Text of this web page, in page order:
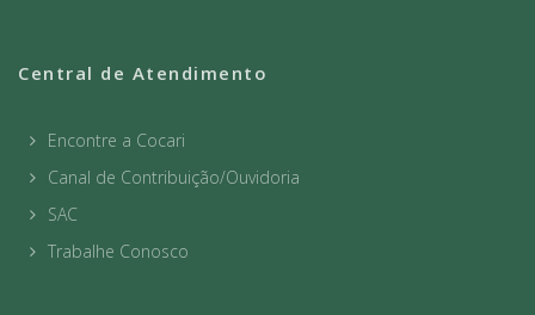
Central de Atendimento
Encontre a Cocari
Canal de Contribuição/Ouvidoria
SAC
Trabalhe Conosco